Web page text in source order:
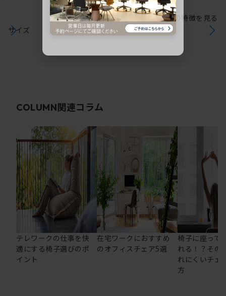
サイズ
シリーズの特徴を見る
COLUMN関連コラム
テレワークの仕事を快
適にする椅子選びのポ
イント
在宅ワークにおすすめ
のオフィスチェア5選
椅子に座って
れる！？その
れにくいチェ
方